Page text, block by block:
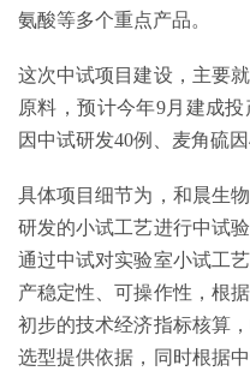
氨酸等多个重点产品。
这次中试项目建设，主要
原料，预计今年9月建成
因中试研发40例、麦角硫因
具体项目细节为，和晨生
研发的小试工艺进行中试
通过中试对实验室小试工
产稳定性、可操作性，根
初步的技术经济指标核算
选型提供依据，同时根据